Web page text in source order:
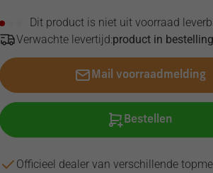
Dit product is niet uit voorraad
Verwachte levertijd:product in bestelling
Mail voorraadmelding
Bestellen
Officieel dealer van verschillende